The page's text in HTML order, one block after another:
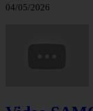
04/05/2026